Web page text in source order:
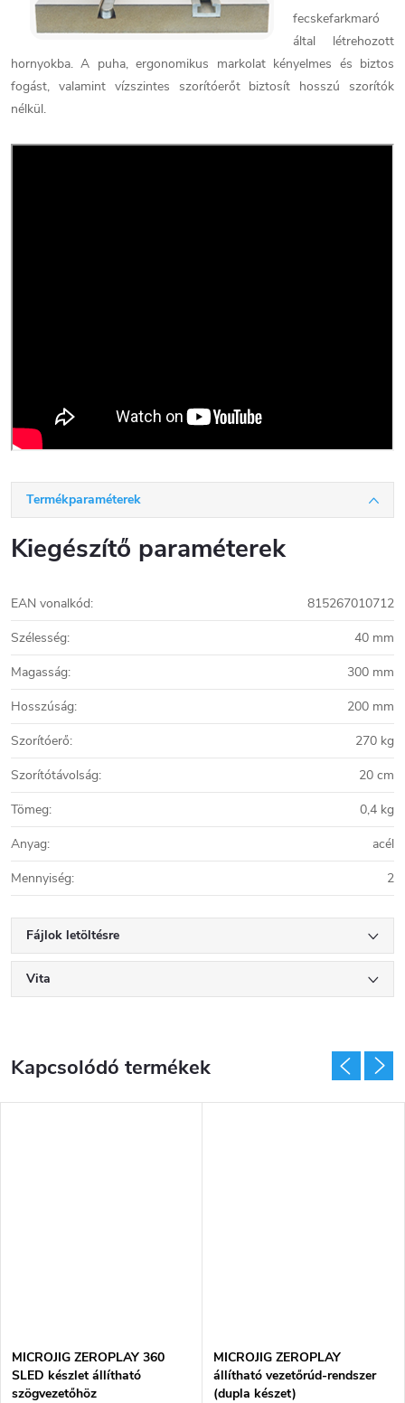
fecskefarkmaró
által létrehozott
hornyokba. A puha, ergonomikus markolat kényelmes és biztos
fogást, valamint vízszintes szorítóerőt biztosít hosszú szorítók
nélkül.
Termékparaméterek
Kiegészítő paraméterek
EAN vonalkód:
815267010712
Szélesség:
40 mm
Magasság:
300 mm
Hosszúság:
200 mm
Szorítóerő:
270 kg
Szorítótávolság:
20 cm
Tömeg:
0,4 kg
Anyag:
acél
Mennyiség: 2
Fájlok letöltésre
Vita
Kapcsolódó termékek
MICROJIG ZEROPLAY 360
SLED készlet állítható
szögvezetőhöz
MICROJIG ZEROPLAY
állítható vezetőrúd-rendszer
(dupla készet)